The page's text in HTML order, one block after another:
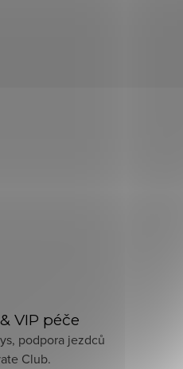
VIP péče
podpora jezdců
Club.